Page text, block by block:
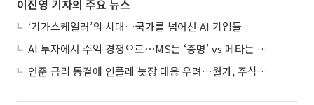
이진영 기자의 주요 뉴스
‘기가스케일러’의 시대…국가를 넘어선 AI 기업들
AI 투자에서 수익 경쟁으로⋯MS는 ‘증명’ vs 메타는 ‘숙제’
연준 금리 동결에 인플레 늦장 대응 우려…월가, 주식도 채권도 던졌다